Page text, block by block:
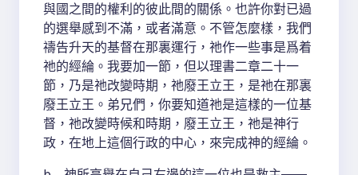
與國之間的權利的彼此間的關係。也許你對已過
的選舉感到不滿，或者滿意。不管怎麼樣，我們
禱告升天的基督在那裏運行，祂作一些事是爲着
祂的經綸。我要加一節，但以理書二章二十一
節，乃是祂改變時期，祂廢王立王，是祂在那裏
廢王立王。弟兄們，你要知道祂是這樣的一位基
督，祂改變時候和時期，廢王立王，祂是神行
政，在地上這個行政的中心，來完成神的經綸。